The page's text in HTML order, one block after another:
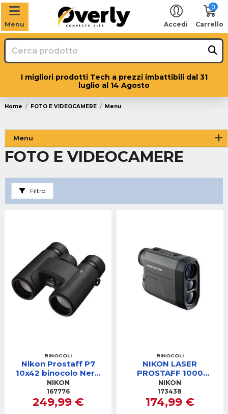
Menu Accedi
0
Carrello
I migliori prodotti Tech a prezzi imbattibili dal 31
luglio al 14 Agosto
Home FOTO E VIDEOCAMERE Menu
FOTO E VIDEOCAMERE
Filtro
BINOCOLI
Nikon Prostaff P7
10x42 binocolo Nero
Garanzia Nital 10 Anni
NIKON
167776
249,99 €
BINOCOLI
NIKON LASER
PROSTAFF 1000
TELEMETRO
PORTATILE
NIKON
173438
174,99 €
Menu